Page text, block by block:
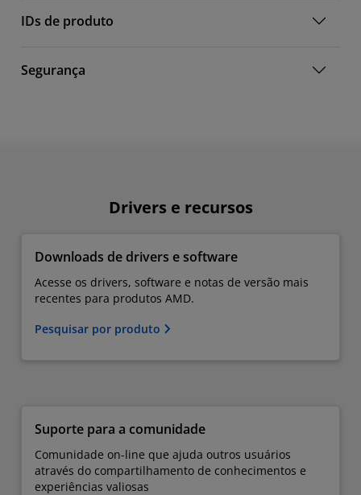
IDs de produto
Segurança
Drivers e recursos
Downloads de drivers e software
Acesse os drivers, software e notas de versão mais
recentes para produtos AMD.
Pesquisar por produto
Suporte para a comunidade
Comunidade on-line que ajuda outros usuários
através do compartilhamento de conhecimentos e
experiências valiosas